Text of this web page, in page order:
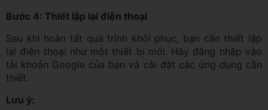
Bước 4: Thiết lập lại điện thoại
Sau khi hoàn tất quá trình khôi phục, bạn cần thiết lập
lại điện thoại như một thiết bị mới. Hãy đăng nhập vào
tài khoản Google của bạn và cài đặt các ứng dụng cần
thiết.
Lưu ý: